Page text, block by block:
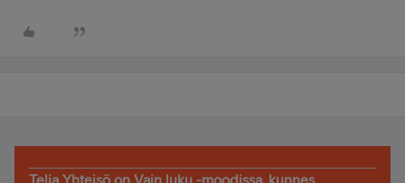
Telia Yhteisö on Vain luku -moodissa, kunnes